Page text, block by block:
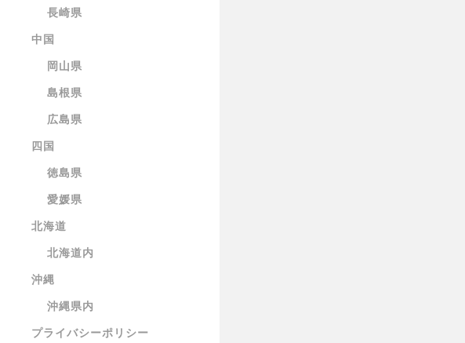
長崎県
中国
岡山県
島根県
広島県
四国
徳島県
愛媛県
北海道
北海道内
沖縄
沖縄県内
プライバシーポリシー